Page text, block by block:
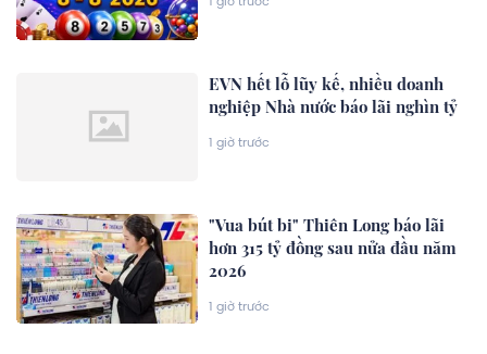
EVN hết lỗ lũy kế, nhiều doanh
nghiệp Nhà nước báo lãi nghìn tỷ
1 giờ trước
"Vua bút bi" Thiên Long báo lãi
hơn 315 tỷ đồng sau nửa đầu năm
2026
1 giờ trước